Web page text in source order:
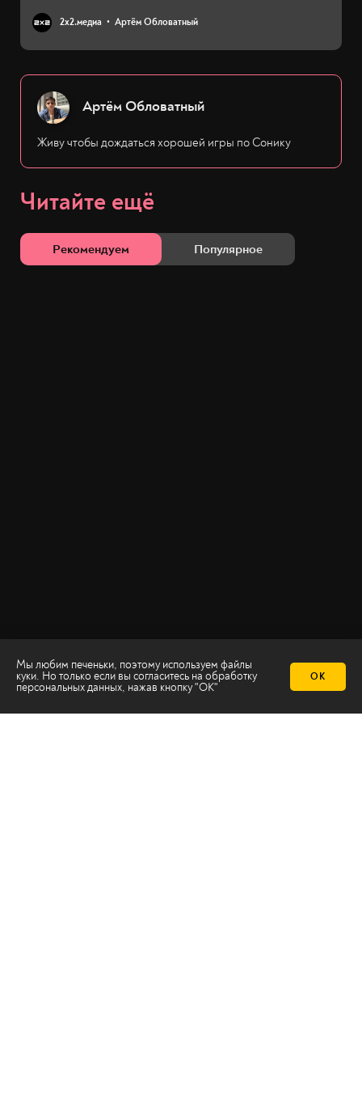
2х2.медиа Артём Обловатный
Артём Обловатный
Живу чтобы дождаться хорошей игры по Сонику
Читайте ещё
Рекомендуем Популярное
Мы любим печеньки, поэтому используем файлы
куки. Но только если вы согласитесь на обработку
персональных данных, нажав кнопку "ОК"
ОК